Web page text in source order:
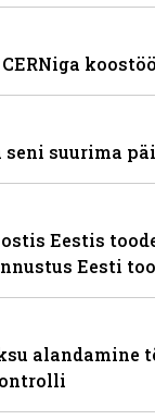
seni suurima
Eestis
Eesti
alandamine